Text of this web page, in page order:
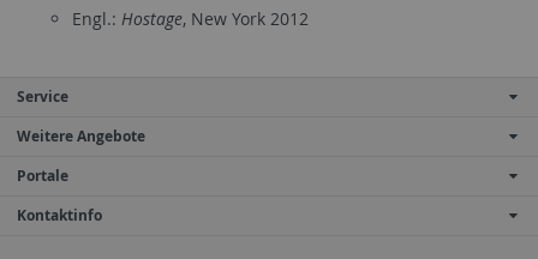
Engl.: Hostage, New York 2012
Service
Weitere Angebote
Portale
Kontaktinfo